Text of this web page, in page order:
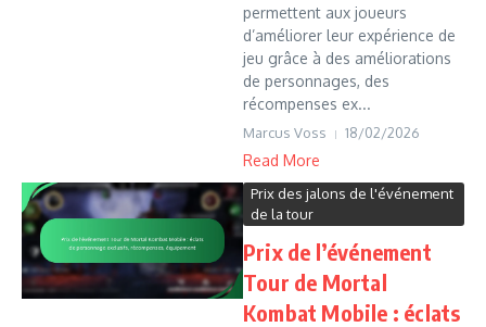
permettent aux joueurs
d’améliorer leur expérience de
jeu grâce à des améliorations
de personnages, des
récompenses ex...
Marcus Voss 18/02/2026
Read More
Prix des jalons de l'événement
de la tour
Prix de l’événement
Tour de Mortal
Kombat Mobile : éclats